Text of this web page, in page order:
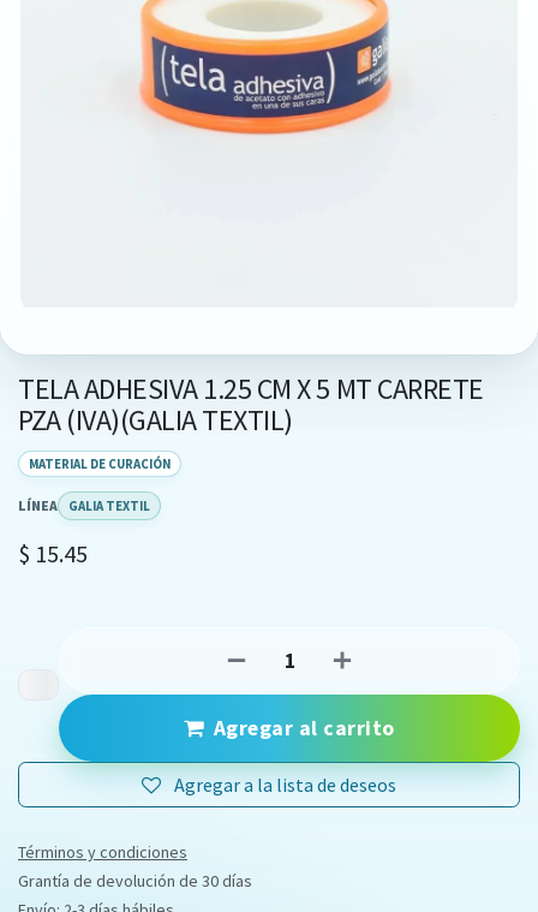
TELA ADHESIVA 1.25 CM X 5 MT CARRETE
PZA (IVA)(GALIA TEXTIL)
MATERIAL DE CURACIÓN
LÍNEA GALIA TEXTIL
$ 15.45
Agregar al carrito
Agregar a la lista de deseos
Términos y condiciones
Grantía de devolución de 30 días